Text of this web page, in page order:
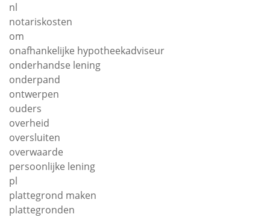
nl
notariskosten
om
onafhankelijke hypotheekadviseur
onderhandse lening
onderpand
ontwerpen
ouders
overheid
oversluiten
overwaarde
persoonlijke lening
pl
plattegrond maken
plattegronden